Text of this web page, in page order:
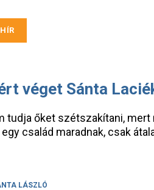
véget Sánta
tudja őket szétszakítani,
család maradnak, csak
LÁSZLÓ